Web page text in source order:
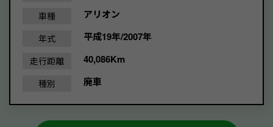
車種 アリオン
年式 平成19年/2007年
走行距離 40,086Km
種別 廃車